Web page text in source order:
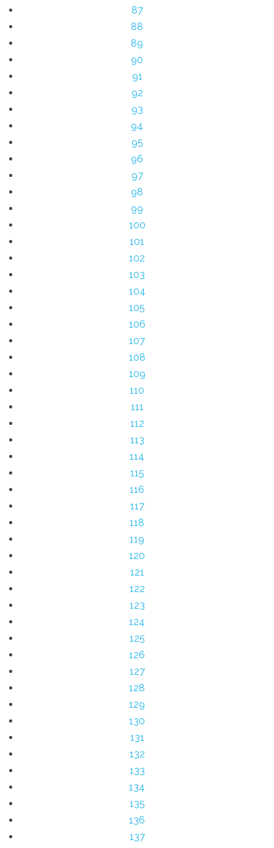
87
88
89
90
91
92
93
94
95
96
97
98
99
100
101
102
103
104
105
106
107
108
109
110
111
112
113
114
115
116
117
118
119
120
121
122
123
124
125
126
127
128
129
130
131
132
133
134
135
136
137